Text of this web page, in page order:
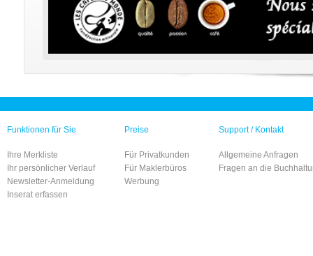
Funktionen für Sie
Ihre Merkliste
Ihr persönlicher Verlauf
Newsletter-Anmeldung
Inserat erfassen
Preise
Für Privatkunden
Für Maklerbüros
Werbung
Support / Kontakt
Allgemeine Anfragen
Fragen an die